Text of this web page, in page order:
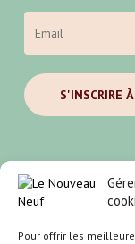
Pour offrir les